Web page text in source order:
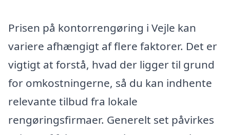
Prisen på kontorrengøring i Vejle kan
variere afhængigt af flere faktorer. Det er
vigtigt at forstå, hvad der ligger til grund
for omkostningerne, så du kan indhente
relevante tilbud fra lokale
rengøringsfirmaer. Generelt set påvirkes